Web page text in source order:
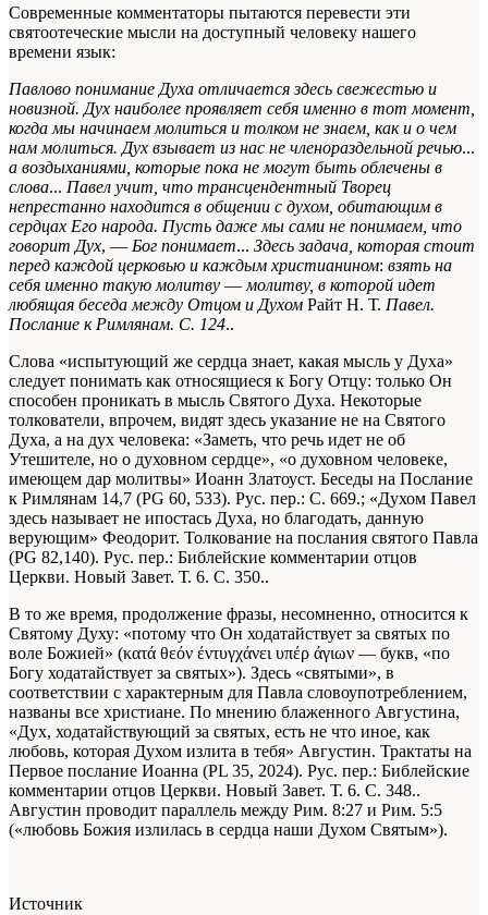
Современные комментаторы пытаются перевести эти
святоотеческие мысли на доступный человеку нашего
времени язык:
Павлово понимание Духа отличается здесь свежестью и
новизной. Дух наиболее проявляет себя именно в тот момент,
когда мы начинаем молиться и толком не знаем, как и о чем
нам молиться. Дух взывает из нас не членораздельной речью...
а воздыханиями, которые пока не могут быть облечены в
слова... Павел учит, что трансцендентный Творец
непрестанно находится в общении с духом, обитающим в
сердцах Его народа. Пусть даже мы сами не понимаем, что
говорит Дух, — Бог понимает... Здесь задача, которая стоит
перед каждой церковью и каждым христианином: взять на
себя именно такую молитву — молитву, в которой идет
любящая беседа между Отцом и Духом Райт Η. Т. Павел.
Послание к Римлянам. С. 124..
Слова «испытующий же сердца знает, какая мысль у Духа»
следует понимать как относящиеся к Богу Отцу: только Он
способен проникать в мысль Святого Духа. Некоторые
толкователи, впрочем, видят здесь указание не на Святого
Духа, а на дух человека: «Заметь, что речь идет не об
Утешителе, но о духовном сердце», «о духовном человеке,
имеющем дар молитвы» Иоанн Златоуст. Беседы на Послание
к Римлянам 14,7 (PG 60, 533). Рус. пер.: С. 669.; «Духом Павел
здесь называет не ипостась Духа, но благодать, данную
верующим» Феодорит. Толкование на послания святого Павла
(PG 82,140). Рус. пер.: Библейские комментарии отцов
Церкви. Новый Завет. Т. 6. С. 350..
В то же время, продолжение фразы, несомненно, относится к
Святому Духу: «потому что Он ходатайствует за святых по
воле Божией» (κατά θεόν έντυγχάνει υπέρ άγιων — букв, «по
Богу ходатайствует за святых»). Здесь «святыми», в
соответствии с характерным для Павла словоупотреблением,
названы все христиане. По мнению блаженного Августина,
«Дух, ходатайствующий за святых, есть не что иное, как
любовь, которая Духом излита в тебя» Августин. Трактаты на
Первое послание Иоанна (PL 35, 2024). Рус. пер.: Библейские
комментарии отцов Церкви. Новый Завет. Т. 6. С. 348..
Августин проводит параллель между Рим. 8:27 и Рим. 5:5
(«любовь Божия излилась в сердца наши Духом Святым»).
Источник